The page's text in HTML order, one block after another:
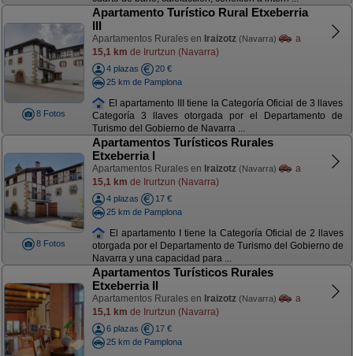
8 Fotos
Apartamento Turístico Rural Etxeberria
III
Apartamentos Rurales en Iraizotz (Navarra)
a
15,1 km de Irurtzun (Navarra)
4 plazas
20 €
25 km de Pamplona
El apartamento III tiene la Categoría Oficial de 3 llaves
Categoría 3 llaves otorgada por el Departamento de
Turismo del Gobierno de Navarra ...
8 Fotos
Apartamentos Turísticos Rurales
Etxeberria I
Apartamentos Rurales en Iraizotz (Navarra)
a
15,1 km de Irurtzun (Navarra)
4 plazas
17 €
25 km de Pamplona
El apartamento I tiene la Categoría Oficial de 2 llaves
otorgada por el Departamento de Turismo del Gobierno de
Navarra y una capacidad para ...
Apartamentos Turísticos Rurales
Etxeberria II
Apartamentos Rurales en Iraizotz (Navarra)
a
15,1 km de Irurtzun (Navarra)
6 plazas
17 €
25 km de Pamplona